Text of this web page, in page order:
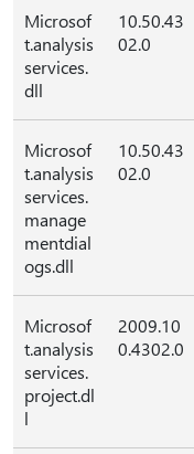
Microsof
t.analysis
services.
dll
10.50.43
02.0
Microsof
t.analysis
services.
manage
mentdial
ogs.dll
10.50.43
02.0
Microsof
t.analysis
services.
project.dl
l
2009.10
0.4302.0